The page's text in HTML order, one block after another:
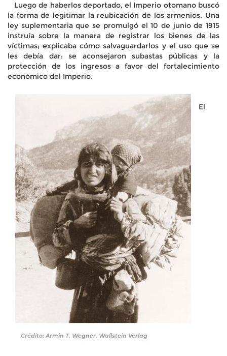
Luego de haberlos deportado, el Imperio otomano buscó
la forma de legitimar la reubicación de los armenios. Una
ley suplementaria que se promulgó el 10 de junio de 1915
instruía sobre la manera de registrar los bienes de las
víctimas; explicaba cómo salvaguardarlos y el uso que se
les debía dar: se aconsejaron subastas públicas y la
protección de los ingresos a favor del fortalecimiento
económico del Imperio.
El